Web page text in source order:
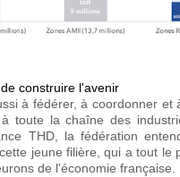
construire l'avenir
à fédérer, à coordonner et
toute la chaîne des
THD, la fédération
jeune filière, qui a tout le
de l'économie française.